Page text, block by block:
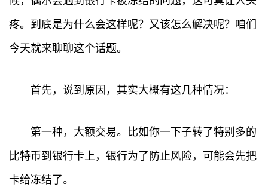
疼。到底是为什么会这样呢？又该怎么解决呢？咱们
今天就来聊聊这个话题。
首先，说到原因，其实大概有这几种情况：
第一种，大额交易。比如你一下子转了特别多的
比特币到银行卡上，银行为了防止风险，可能会先把
卡给冻结了。